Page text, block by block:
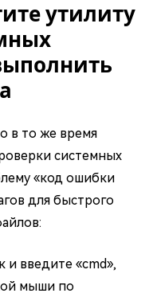
утилиту
в то же время
системных
«код ошибки
для быстрого
введите «cmd»,
мыши по